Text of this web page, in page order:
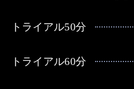
トライアル50分
トライアル60分